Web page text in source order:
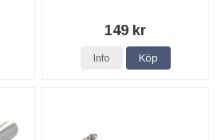
149 kr
Info Köp